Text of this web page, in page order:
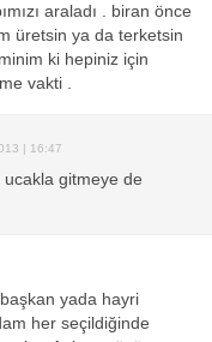
araladı . biran önce
üretsin ya da terketsin
ki hepiniz için
vakti .
| 16:47
ucakla gitmeye de
yada hayri
her seçildiğinde